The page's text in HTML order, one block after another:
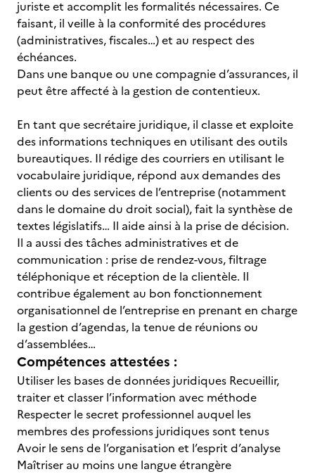
juriste et accomplit les formalités nécessaires. Ce
faisant, il veille à la conformité des procédures
(administratives, fiscales…) et au respect des
échéances.
Dans une banque ou une compagnie d’assurances, il
peut être affecté à la gestion de contentieux.
En tant que secrétaire juridique, il classe et exploite
des informations techniques en utilisant des outils
bureautiques. Il rédige des courriers en utilisant le
vocabulaire juridique, répond aux demandes des
clients ou des services de l’entreprise (notamment
dans le domaine du droit social), fait la synthèse de
textes législatifs… Il aide ainsi à la prise de décision.
Il a aussi des tâches administratives et de
communication : prise de rendez-vous, filtrage
téléphonique et réception de la clientèle. Il
contribue également au bon fonctionnement
organisationnel de l’entreprise en prenant en charge
la gestion d’agendas, la tenue de réunions ou
d’assemblées…
Compétences attestées :
Utiliser les bases de données juridiques Recueillir,
traiter et classer l’information avec méthode
Respecter le secret professionnel auquel les
membres des professions juridiques sont tenus
Avoir le sens de l’organisation et l’esprit d’analyse
Maîtriser au moins une langue étrangère